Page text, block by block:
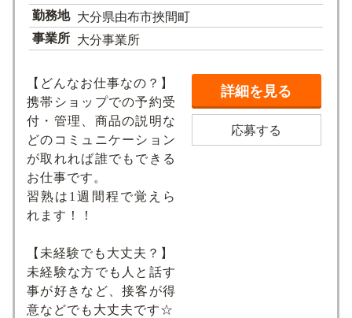
勤務地 大分県由布市挾間町
事業所 大分事業所
【どんなお仕事なの？】
携帯ショップでの予約受
付・管理、商品の説明な
どのコミュニケーション
が取れれば誰でもできる
お仕事です。
習熟は1週間程で覚えら
れます！！
【未経験でも大丈夫？】
未経験な方でも人と話す
事が好きなど、接客が得
意などでも大丈夫です☆
詳細を見る
応募する